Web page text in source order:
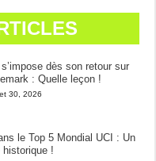
dès son retour sur
: Quelle leçon !
30, 2026
le Top 5 Mondial UCI : Un
historique !